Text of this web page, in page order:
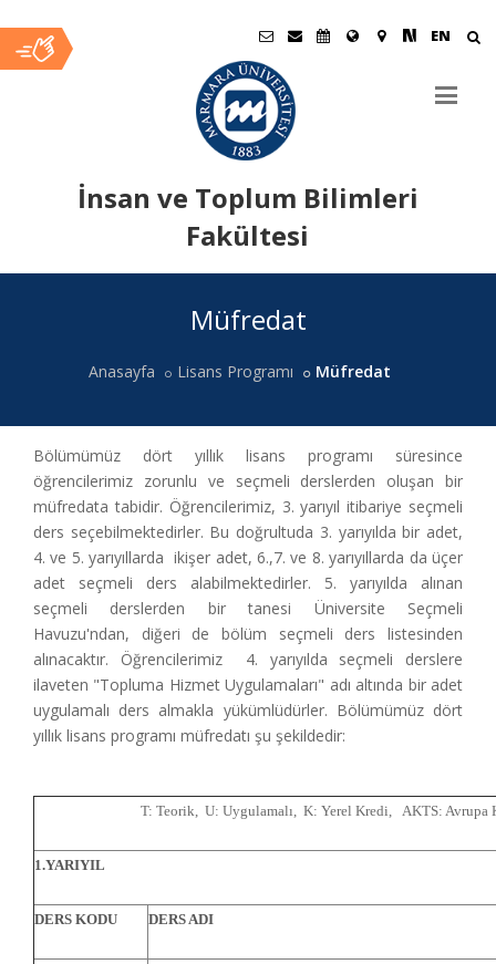
EN
İnsan ve Toplum Bilimleri
Fakültesi
Müfredat
Anasayfa Lisans Programı Müfredat
Bölümümüz dört yıllık lisans programı süresince
öğrencilerimiz zorunlu ve seçmeli derslerden oluşan bir
müfredata tabidir. Öğrencilerimiz, 3. yarıyıl itibariye seçmeli
ders seçebilmektedirler. Bu doğrultuda 3. yarıyılda bir adet,
4. ve 5. yarıyıllarda ikişer adet, 6.,7. ve 8. yarıyıllarda da üçer
adet seçmeli ders alabilmektedirler. 5. yarıyılda alınan
seçmeli derslerden bir tanesi Üniversite Seçmeli
Havuzu'ndan, diğeri de bölüm seçmeli ders listesinden
alınacaktır. Öğrencilerimiz 4. yarıyılda seçmeli derslere
ilaveten "Topluma Hizmet Uygulamaları" adı altında bir adet
uygulamalı ders almakla yükümlüdürler. Bölümümüz dört
yıllık lisans programı müfredatı şu şekildedir:
T: Teorik, U: Uygulamalı, K: Yerel Kredi, AKTS: Avrupa
1.YARIYIL
DERS KODU DERS ADI